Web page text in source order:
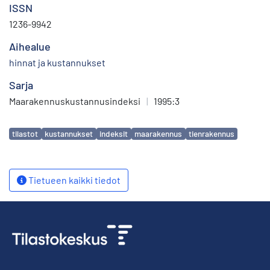
ISSN
1236-9942
Aihealue
hinnat ja kustannukset
Sarja
Maarakennuskustannusindeksi | 1995:3
Avainsanat
tilastot kustannukset indeksit maarakennus tienrakennus
Tietueen kaikki tiedot